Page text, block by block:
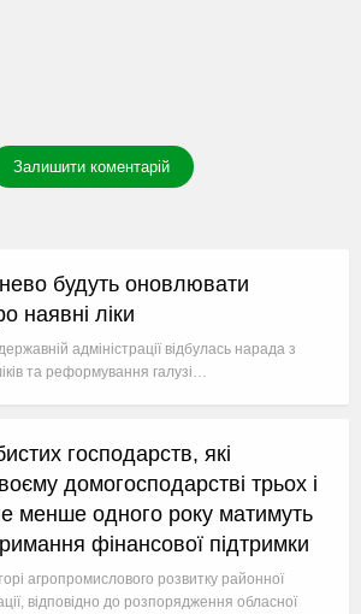
Залишити коментарій
будуть оновлювати
наявні ліки
адміністрації відбулась нарада з
та реформування галузі…
господарств, які
домогосподарстві трьох і
менше одного року матимуть
фінансової підтримки
агропромислового розвитку районної
відповідно до розпорядження обласної